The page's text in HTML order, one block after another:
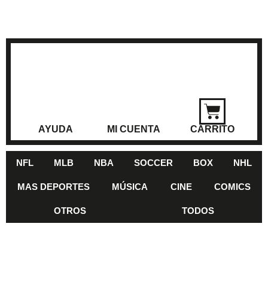
AYUDA MI CUENTA CARRITO
NFL MLB NBA SOCCER BOX NHL
MAS DEPORTES MÚSICA CINE COMICS
OTROS TODOS